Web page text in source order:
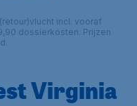
incl. vooraf
dossierkosten. Prijzen
Virginia